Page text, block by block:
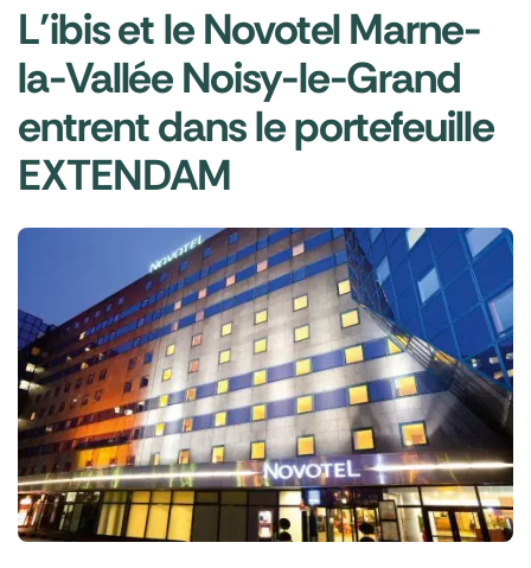
L’ibis et le Novotel Marne-
la-Vallée Noisy-le-Grand
entrent dans le portefeuille
EXTENDAM